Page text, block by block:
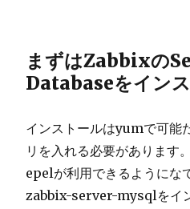
まずはZabbixの
Databaseをインス
インストールはyumで可能
リを入れる必要があります。
epelが利用できるように
zabbix-server-mysqlをイン